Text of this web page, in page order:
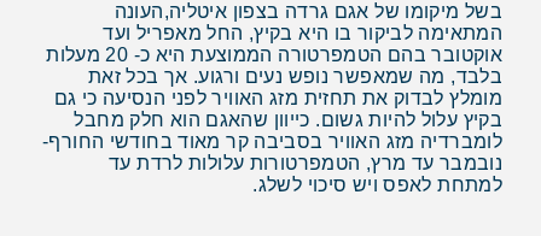
בשל מיקומו של אגם גרדה בצפון איטליה,העונה
המתאימה לביקור בו היא בקיץ, החל מאפריל ועד
אוקטובר בהם הטמפרטורה הממוצעת היא כ- 20 מעלות
בלבד, מה שמאפשר נופש נעים ורגוע. אך בכל זאת
מומלץ לבדוק את תחזית מזג האוויר לפני הנסיעה כי גם
בקיץ עלול להיות גשום. כייוון שהאגם הוא חלק מחבל
לומברדיה מזג האוויר בסביבה קר מאוד בחודשי החורף-
נובמבר עד מרץ, הטמפרטורות עלולות לרדת עד
למתחת לאפס ויש סיכוי לשלג.